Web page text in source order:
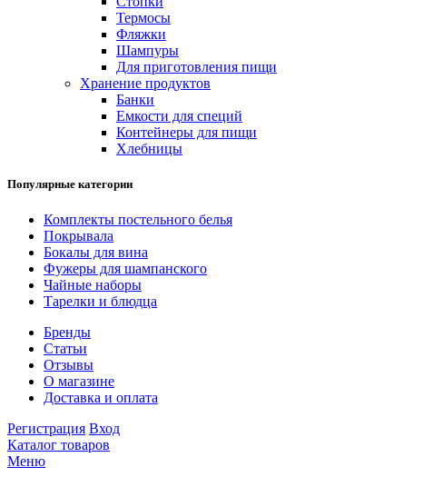
Термосы
Фляжки
Шампуры
Для приготовления пищи
Хранение продуктов
Банки
Емкости для специй
Контейнеры для пищи
Хлебницы
Популярные категории
Комплекты постельного белья
Покрывала
Бокалы для вина
Фужеры для шампанского
Чайные наборы
Тарелки и блюдца
Бренды
Статьи
Отзывы
О магазине
Доставка и оплата
Регистрация Вход
Каталог товаров
Меню